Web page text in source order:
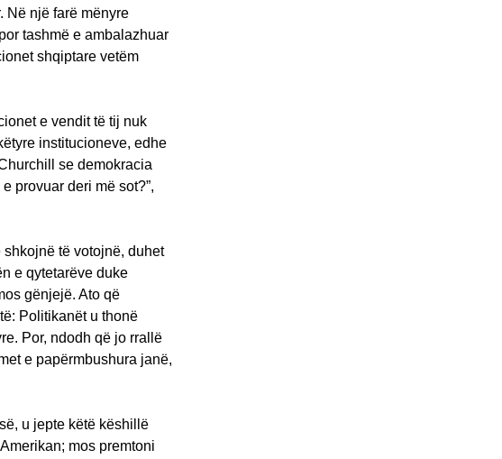
Në një farë mënyre
tashmë e ambalazhuar
shqiptare vetëm
e vendit të tij nuk
institucioneve, edhe
se demokracia
provuar deri më sot?”,
të votojnë, duhet
e qytetarëve duke
gënjejë. Ato që
Politikanët u thonë
Por, ndodh që jo rrallë
e papërmbushura janë,
u jepte këtë këshillë
mos premtoni